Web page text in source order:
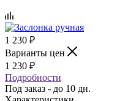
1 230 ₽
Варианты цен
1 230 ₽
Подробности
Под заказ - до 10 дн.